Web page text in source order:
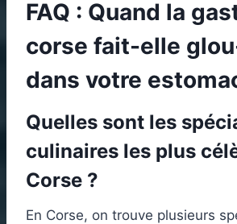
FAQ : Quand la
corse fait-elle
dans votre
Quelles sont les
culinaires les plus
Corse ?
En Corse, on trouve plusieurs